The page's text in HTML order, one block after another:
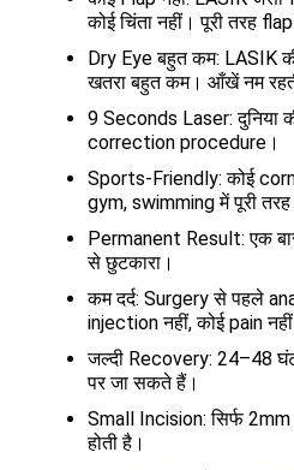
कोई चिंता नहीं। पूरी तरह
Dry Eye बहुत कम: LASIK
खतरा बहुत कम। आँखें नम
9 Seconds Laser: दुनिया
correction procedure।
Sports-Friendly: कोई
gym, swimming में पूरी
Permanent Result: एक
से छुटकारा।
कम दर्द: Surgery से पहले
injection नहीं, कोई pain
जल्दी Recovery: 24–48
पर जा सकते हैं।
Small Incision: सिर्फ
होती है।